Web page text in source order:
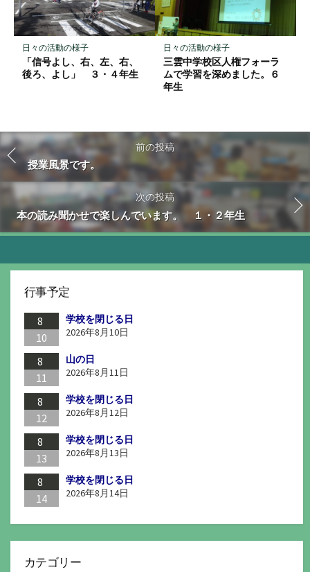
日々の活動の様子
「信号よし、右、左、右、
後ろ、よし」 ３・４年生
日々の活動の様子
三雲中学校区人権フォーラ
ムで学習を深めました。６
年生
前の投稿
授業風景です。
次の投稿
本の読み聞かせで楽しんでいます。 １・２年生
行事予定
8
10
学校を閉じる日
2026年8月10日
8
11
山の日
2026年8月11日
8
12
学校を閉じる日
2026年8月12日
8
13
学校を閉じる日
2026年8月13日
8
14
学校を閉じる日
2026年8月14日
カテゴリー